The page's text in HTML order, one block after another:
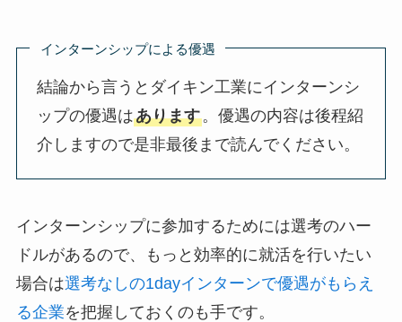
インターンシップによる優遇
結論から言うとダイキン工業にインターンシ
ップの優遇はあります。優遇の内容は後程紹
介しますので是非最後まで読んでください。
インターンシップに参加するためには選考のハー
ドルがあるので、もっと効率的に就活を行いたい
場合は選考なしの1dayインターンで優遇がもらえ
る企業を把握しておくのも手です。